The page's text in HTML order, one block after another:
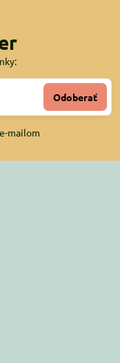
Odoberať
mailom